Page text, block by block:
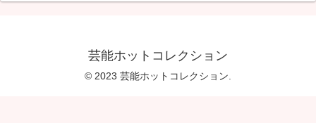
芸能ホットコレクション
© 2023 芸能ホットコレクション.